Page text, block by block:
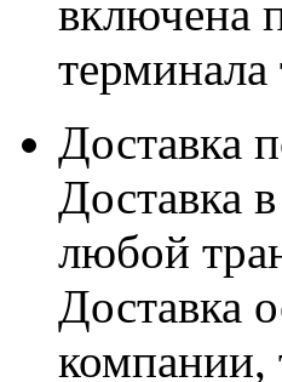
включена
Доставка
Доставка
любой
Доставка
компании,